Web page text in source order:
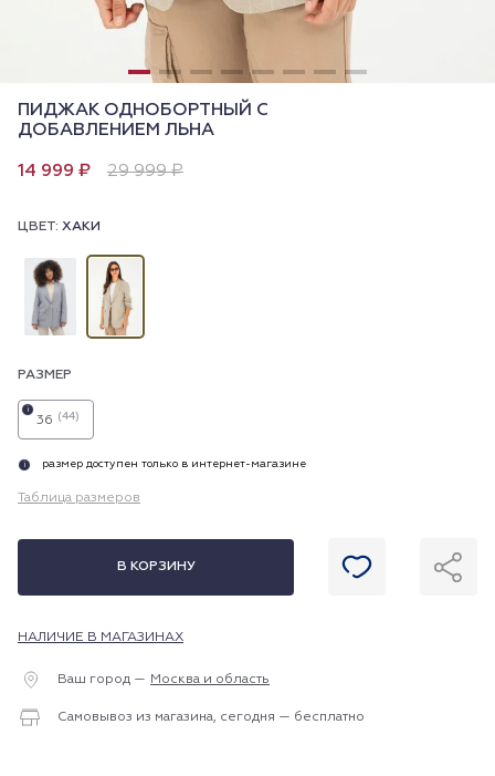
ПИДЖАК ОДНОБОРТНЫЙ С
ДОБАВЛЕНИЕМ ЛЬНА
14 999 ₽ 29 999 ₽
ЦВЕТ: ХАКИ
РАЗМЕР
36 (44)
i
i размер доступен только в интернет-магазине
Таблица размеров
В КОРЗИНУ
НАЛИЧИЕ В МАГАЗИНАХ
Ваш город — Москва и область
Самовывоз из магазина, сегодня — бесплатно